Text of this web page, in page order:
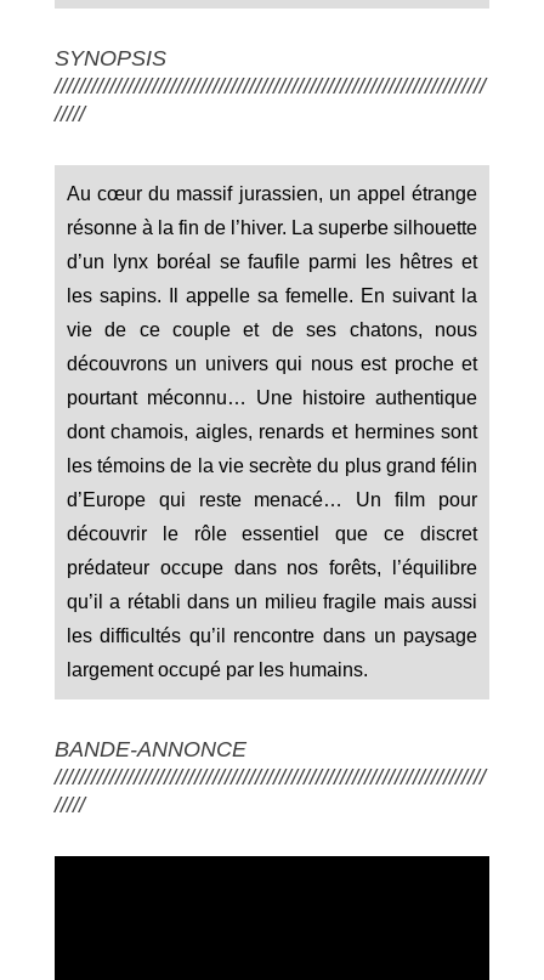
SYNOPSIS
///////////////////////////////////////////////////////////////////////
/////
Au cœur du massif jurassien, un appel étrange
résonne à la fin de l’hiver. La superbe silhouette
d’un lynx boréal se faufile parmi les hêtres et
les sapins. Il appelle sa femelle. En suivant la
vie de ce couple et de ses chatons, nous
découvrons un univers qui nous est proche et
pourtant méconnu… Une histoire authentique
dont chamois, aigles, renards et hermines sont
les témoins de la vie secrète du plus grand félin
d’Europe qui reste menacé… Un film pour
découvrir le rôle essentiel que ce discret
prédateur occupe dans nos forêts, l’équilibre
qu’il a rétabli dans un milieu fragile mais aussi
les difficultés qu’il rencontre dans un paysage
largement occupé par les humains.
BANDE-ANNONCE
///////////////////////////////////////////////////////////////////////
/////